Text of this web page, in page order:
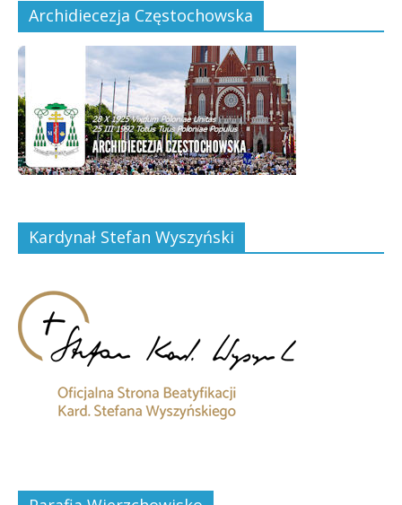
Archidiecezja Częstochowska
Kardynał Stefan Wyszyński